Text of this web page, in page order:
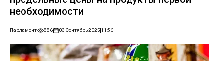
необходимости
Парламент 886 03 Сентябрь 2025 11:56